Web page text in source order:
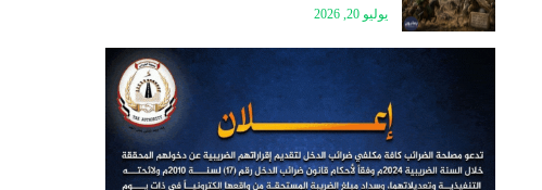
يوليو 20, 2026